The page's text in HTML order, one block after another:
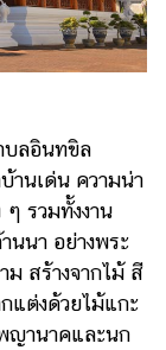
ลอินทขิล
านเด่น ความน่า
รวมทั้งงาน
นนา อย่างพระ
ม สร้างจากไม้ สี
แต่งด้วยไม้แกะ
ญานาคและนก